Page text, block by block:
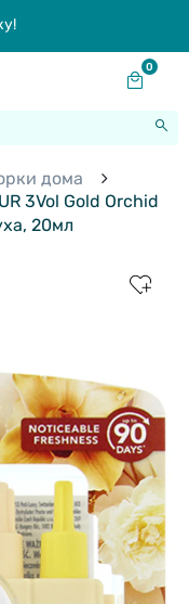
0
дома
3Vol Gold Orchid
20мл